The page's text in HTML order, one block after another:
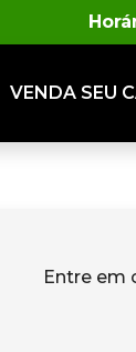
VENDA SEU
Entre em